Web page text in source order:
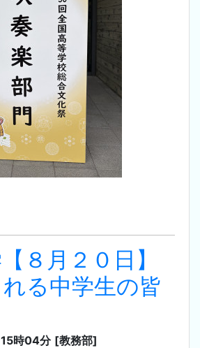
８月２０日】
る中学生の皆
時04分 [教務部]